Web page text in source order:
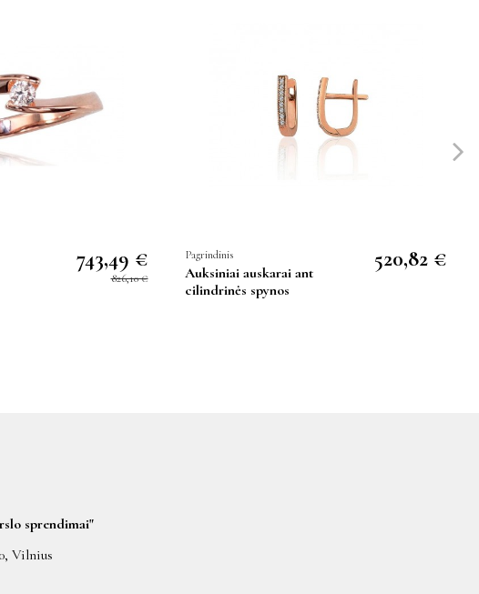
743,49 €
826,10 €
Pagrindinis
Auksiniai auskarai ant
cilindrinės spynos
520,82 €
sprendimai"
Vilnius